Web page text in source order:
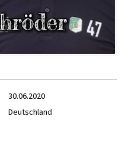
30.06.2020
Deutschland